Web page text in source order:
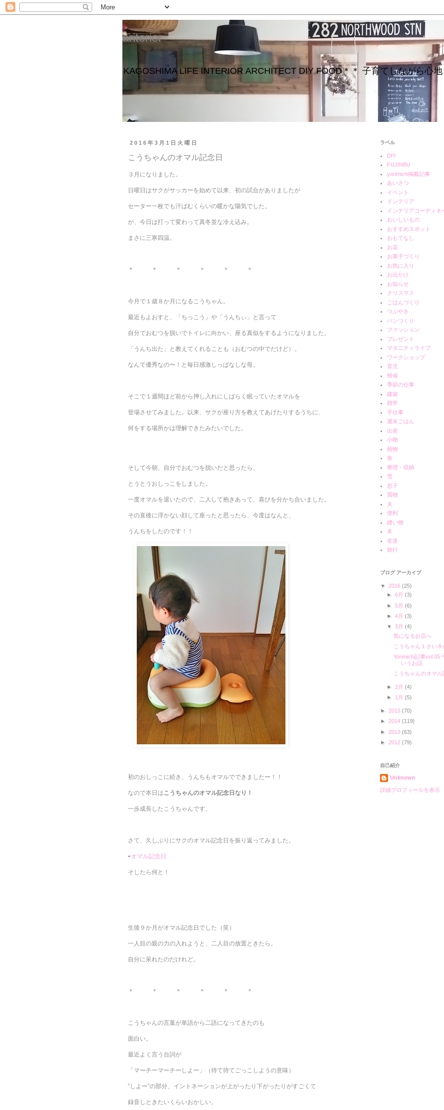
ariterior
KAGOSHIMA LIFE INTERIOR ARCHITECT DIY FOOD＊＊ 子育てしながら心
2016年3月1日火曜日
こうちゃんのオマル記念日
３月になりました。
日曜日はサクがサッカーを始めて以来、初の試合がありましたが
セーター一枚でも汗ばむくらいの暖かな陽気でした。
が、今日は打って変わって真冬並な冷え込み。
まさに三寒四温。
＊ ＊ ＊ ＊ ＊ ＊
今月で１歳８か月になるこうちゃん。
最近もよおすと、「ちっこう」や「うんちぃ」と言って
自分でおむつを脱いでトイレに向かい、座る真似をするようになりました。
「うんち出た」と教えてくれることも（おむつの中でだけど）。
なんて優秀なの〜！と毎日感激しっぱなしな母。
そこで１週間ほど前から押し入れにしばらく眠っていたオマルを
登場させてみました。以来、サクが座り方を教えてあげたりするうちに、
何をする場所かは理解できたみたいでした。
そして今朝、自分でおむつを脱いだと思ったら、
とうとうおしっこをしました。
一度オマルを退いたので、二人して抱きあって、喜びを分かち合いました。
その直後に浮かない顔して座ったと思ったら、今度はなんと、
うんちをしたのです！！
初のおしっこに続き、うんちもオマルでできましたー！！
なので本日はこうちゃんのオマル記念日なり！
一歩成長したこうちゃんです。
さて、久しぶりにサクのオマル記念日を振り返ってみました。
⇨オマル記念日
そしたら何と！
生後９か月がオマル記念日でした（笑）
一人目の親の力の入れようと、二人目の放置ときたら。
自分に呆れたのだけれど。
＊ ＊ ＊ ＊ ＊ ＊
こうちゃんの言葉が単語から二語になってきたのも
面白い。
最近よく言う台詞が
「マーチーマーチーしよー」（待て待てごっこしようの意味）
”しよー”の部分、イントネーションが上がったり下がったりがすごくて
録音しときたいくらいおかしい。
ラベル
DIY
FUJINBU
yorimichi掲載記事
あいさつ
イベント
インテリア
インテリアコーディネ
おいしいもの
おすすめスポット
おもてなし
お花
お菓子づくり
お気に入り
お出かけ
お知らせ
クリスマス
ごはんづくり
つぶやき
パンづくり
ファッション
プレゼント
マタニティライフ
ワークショップ
育児
帰省
季節の仕事
建築
雑学
手仕事
週末ごはん
出産
小物
植物
食
整理・収納
雪
息子
買物
夫
便利
縫い物
本
友達
旅行
ブログ アーカイブ
▼ 2016 (25)
►6月(3)
►5月(6)
►4月(3)
▼3月(4)
気になるお店へ
こうちゃん１さい
Yorimichi記事vol.05
いうお話
こうちゃんのオマ
►2月(4)
► 1月(5)
► 2015 (70)
► 2014 (119)
► 2013 (63)
► 2012 (79)
自己紹介
Unknown
詳細プロフィールを表示